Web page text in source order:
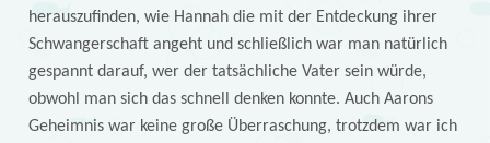
herauszufinden, wie Hannah die mit der Entdeckung ihrer
Schwangerschaft angeht und schließlich war man natürlich
gespannt darauf, wer der tatsächliche Vater sein würde,
obwohl man sich das schnell denken konnte. Auch Aarons
Geheimnis war keine große Überraschung, trotzdem war ich